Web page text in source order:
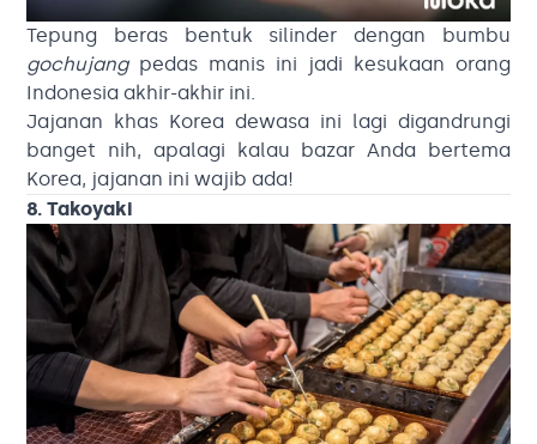
Tepung beras bentuk silinder dengan bumbu
gochujangpedas manis ini jadi kesukaan orang
Indonesia akhir-akhir ini.
Jajanan khas Korea dewasa ini lagi digandrungi
banget nih, apalagi kalau bazar Anda bertema
Korea, jajanan ini wajib ada!
8. Takoyaki